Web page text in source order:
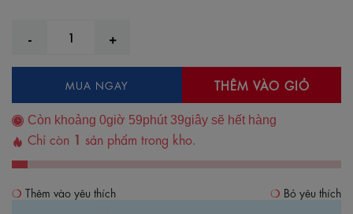
MUA NGAY THÊM VÀO GIỎ
Còn khoảng 0giờ 59phút 38giây sẽ hết hàng
Chỉ còn 1 sản phẩm trong kho.
Thêm vào yêu thích Bỏ yêu thích